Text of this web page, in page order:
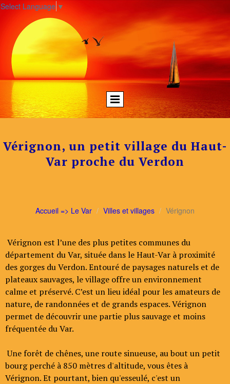
Select Language ▼
Vérignon, un petit village du Haut-
Var proche du Verdon
Accueil => Le Var Villes et villages Vérignon
Vérignon est l’une des plus petites communes du
département du Var, située dans le Haut-Var à proximité
des gorges du Verdon. Entouré de paysages naturels et de
plateaux sauvages, le village offre un environnement
calme et préservé. C’est un lieu idéal pour les amateurs de
nature, de randonnées et de grands espaces. Vérignon
permet de découvrir une partie plus sauvage et moins
fréquentée du Var.
Une forêt de chênes, une route sinueuse, au bout un petit
bourg perché à 850 mètres d'altitude, vous êtes à
Vérignon. Et pourtant, bien qu'esseulé, c'est un